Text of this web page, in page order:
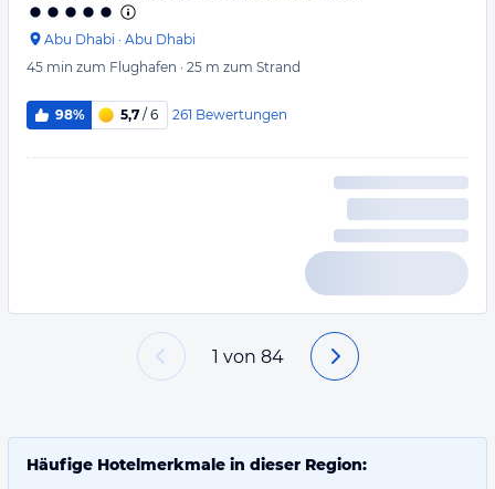
Abu Dhabi · Abu Dhabi
45 min zum Flughafen · 25 m zum Strand
98% 5,7 / 6 261 Bewertungen
1 von 84
Häufige Hotelmerkmale in dieser Region: